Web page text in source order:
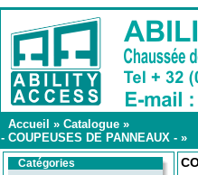
Accueil » Catalogue »
- COUPEUSES DE PANNEAUX - »
Catégories